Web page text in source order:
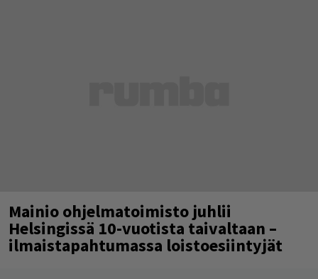
Mainio ohjelmatoimisto juhlii
Helsingissä 10-vuotista taivaltaan –
ilmaistapahtumassa loistoesiintyjät